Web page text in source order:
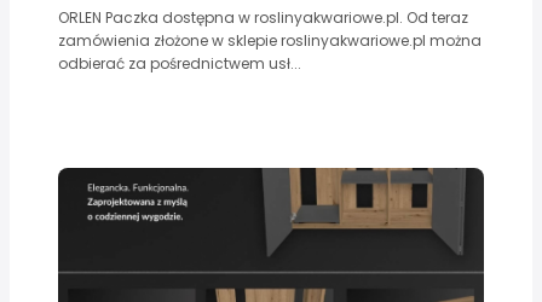
ORLEN Paczka dostępna w roslinyakwariowe.pl. Od teraz
zamówienia złożone w sklepie roslinyakwariowe.pl można
odbierać za pośrednictwem usł...